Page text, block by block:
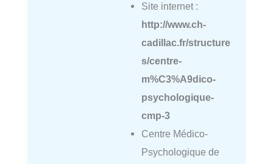
Site internet :
http://www.ch-
cadillac.fr/structure
s/centre-
m%C3%A9dico-
psychologique-
cmp-3
Centre Médico-
Psychologique de